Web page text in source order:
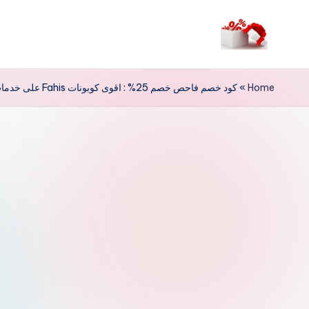
م
ر
Home
»كود خصم فاحص خصم 25% : اقوى كوبونات Fahis على خدمات الفحص